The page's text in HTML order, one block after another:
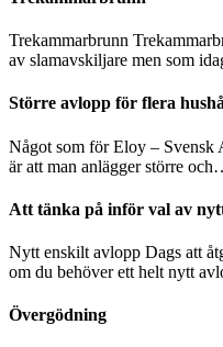
Trekammarbrunn
av slamavskiljare men som
Större avlopp för flera
Något som för Eloy – Svensk
är att man anlägger större
Att tänka på inför val av
Nytt enskilt avlopp Dags att
om du behöver ett helt nytt
Övergödning